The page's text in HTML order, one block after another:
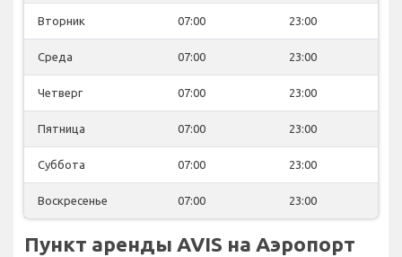
Вторник 07:00 23:00
Среда 07:00 23:00
Четверг 07:00 23:00
Пятница 07:00 23:00
Суббота 07:00 23:00
Воскресенье 07:00 23:00
Пункт аренды AVIS на Аэропорт